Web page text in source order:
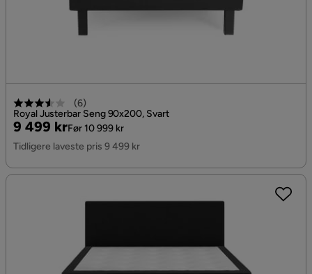
(6)
Royal Justerbar Seng 90x200, Svart
Pris
9 499 kr
Original
Pris
Før 10 999 kr
Tidligere laveste pris 9 499 kr